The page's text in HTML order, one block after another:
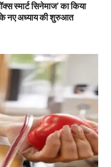
स्मार्ट सिनेमाज’ का किया
के नए अध्याय की शुरुआत